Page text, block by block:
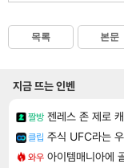
목록 본문
지금 뜨는 인벤
짤방 젠레스 존 제로
클립 주식 UFC라는
와우 아이템매니아에